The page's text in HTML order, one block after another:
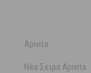
Apivita
Νέα Σειρά Apivita